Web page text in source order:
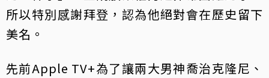
所以特別感謝拜登，認為他絕對會在歷史留下
美名。
先前Apple TV+為了讓兩大男神喬治克隆尼、